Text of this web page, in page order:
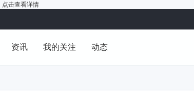
点击查看详情
资讯 我的关注 动态